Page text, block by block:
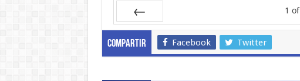
Prev
1 of
Compartir
Facebook Twitter